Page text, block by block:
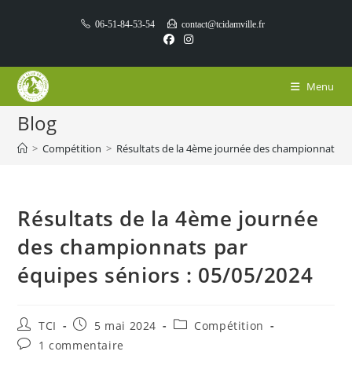
06-51-84-53-54 contact@tcidamville.fr
Menu
Blog
> Compétition > Résultats de la 4ème journée des championnats
Résultats de la 4ème journée
des championnats par
équipes séniors : 05/05/2024
Auteur/autrice
de
la
TCI
Publication
publiée :
5 mai 2024
PostCompétition
Commentaires
1 commentaire